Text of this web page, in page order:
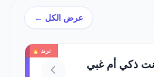
عرض الكل ←
ترند 🔥
ذكي أم غبي